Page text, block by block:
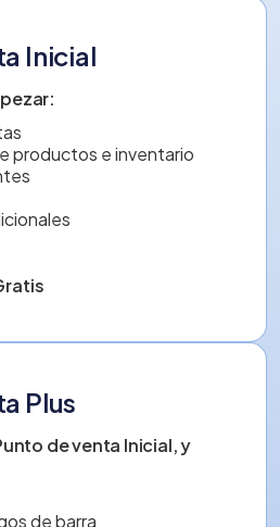
Inicial
productos e inventario
Plus
de venta Inicial, y
de barra